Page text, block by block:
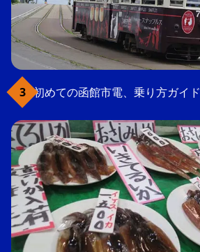
初めての函館市電、乗り方ガイド